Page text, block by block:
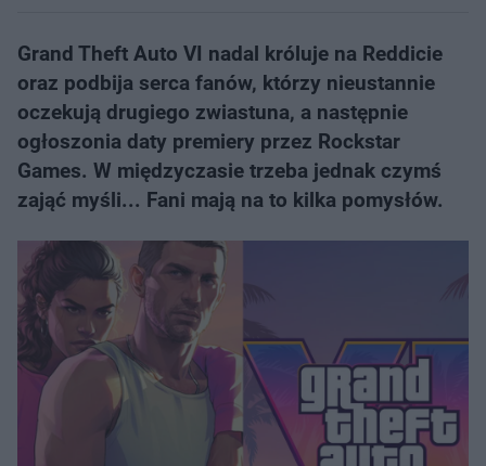
Grand Theft Auto VI nadal króluje na Reddicie
oraz podbija serca fanów, którzy nieustannie
oczekują drugiego zwiastuna, a następnie
ogłoszonia daty premiery przez Rockstar
Games. W międzyczasie trzeba jednak czymś
zająć myśli... Fani mają na to kilka pomysłów.